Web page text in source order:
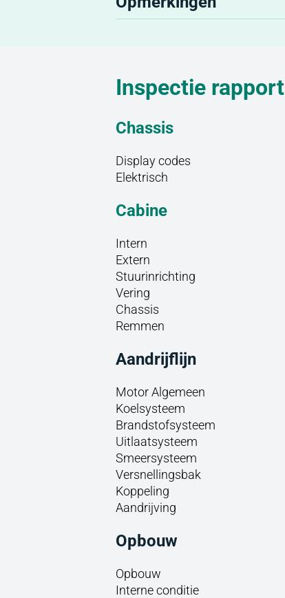
Inspectie rapport
Chassis
Display codes
Elektrisch
Cabine
Intern
Extern
Stuurinrichting
Vering
Chassis
Remmen
Aandrijflijn
Motor Algemeen
Koelsysteem
Brandstofsysteem
Uitlaatsysteem
Smeersysteem
Versnellingsbak
Koppeling
Aandrijving
Opbouw
Opbouw
Interne conditie